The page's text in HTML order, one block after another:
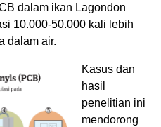
dalam ikan Lagondon
10.000-50.000 kali lebih
dalam air.
Kasus dan
hasil
penelitian ini
mendorong